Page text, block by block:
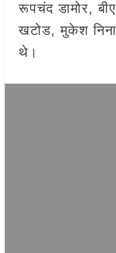
रूपचंद डामोर,
खटोड, मुकेश
थे।